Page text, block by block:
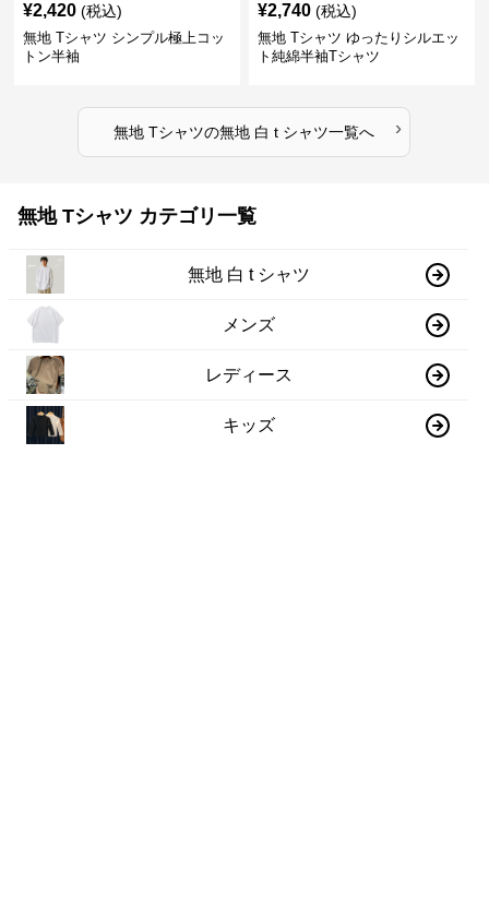
¥2,420 (税込)
無地 Tシャツ シンプル極上コッ
トン半袖
¥2,740 (税込)
無地 Tシャツ ゆったりシルエッ
ト純綿半袖Tシャツ
無地 Tシャツの無地 白 t シャツ一覧へ ›
無地 Tシャツ カテゴリ一覧
無地 白 t シャツ
メンズ
レディース
キッズ